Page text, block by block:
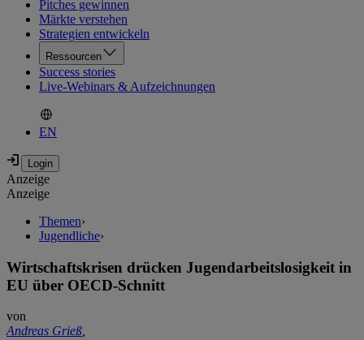
Pitches gewinnen
Märkte verstehen
Strategien entwickeln
Ressourcen
Success stories
Live-Webinars & Aufzeichnungen
EN
Anzeige
Anzeige
Themen›
Jugendliche›
Wirtschaftskrisen drücken Jugendarbeitslosigkeit in
EU über OECD-Schnitt
von
Andreas Grieß,